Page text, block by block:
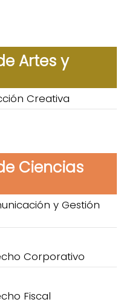
Artes y
Creativa
Ciencias
y Gestión
Corporativo
Fiscal